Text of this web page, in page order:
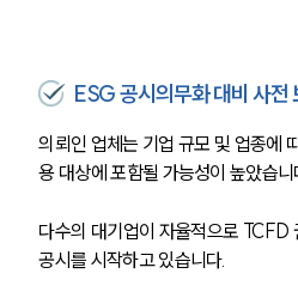
ESG 공시의무화 대비 사전
의뢰인 업체는 기업 규모 및 업종에
용 대상에 포함될 가능성이 높았습니
다수의 대기업이 자율적으로 TCFD
공시를 시작하고 있습니다.